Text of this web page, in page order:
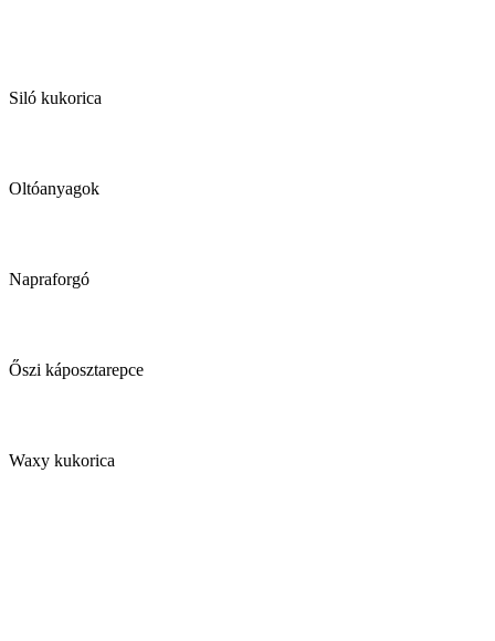
Siló kukorica
Oltóanyagok
Napraforgó
Őszi káposztarepce
Waxy kukorica